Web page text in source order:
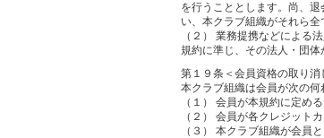
を行うこととします。尚、
い、本クラブ組織がそれら全
（２） 業務提携などによる
規約に準じ、その法人・団体
第１９条＜会員資格の取り消
本クラブ組織は会員が次の何
（１） 会員が本規約に定め
（２） 会員が各クレジット
（３） 本クラブ組織が会員